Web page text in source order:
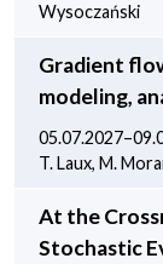
Wysoczański
Gradient
modeling,
T. Laux, M.
At the
Stochastic